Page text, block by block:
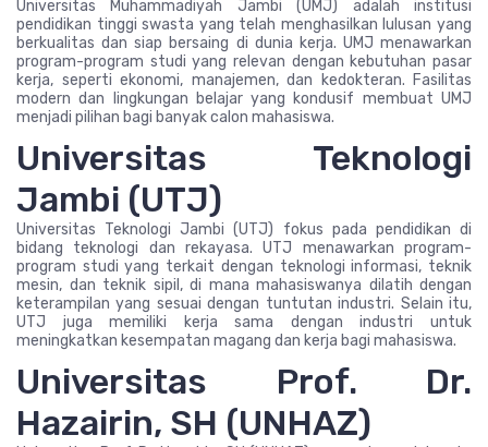
Universitas Muhammadiyah Jambi (UMJ) adalah institusi
pendidikan tinggi swasta yang telah menghasilkan lulusan yang
berkualitas dan siap bersaing di dunia kerja. UMJ menawarkan
program-program studi yang relevan dengan kebutuhan pasar
kerja, seperti ekonomi, manajemen, dan kedokteran. Fasilitas
modern dan lingkungan belajar yang kondusif membuat UMJ
menjadi pilihan bagi banyak calon mahasiswa.
Universitas Teknologi
Jambi (UTJ)
Universitas Teknologi Jambi (UTJ) fokus pada pendidikan di
bidang teknologi dan rekayasa. UTJ menawarkan program-
program studi yang terkait dengan teknologi informasi, teknik
mesin, dan teknik sipil, di mana mahasiswanya dilatih dengan
keterampilan yang sesuai dengan tuntutan industri. Selain itu,
UTJ juga memiliki kerja sama dengan industri untuk
meningkatkan kesempatan magang dan kerja bagi mahasiswa.
Universitas Prof. Dr.
Hazairin, SH (UNHAZ)